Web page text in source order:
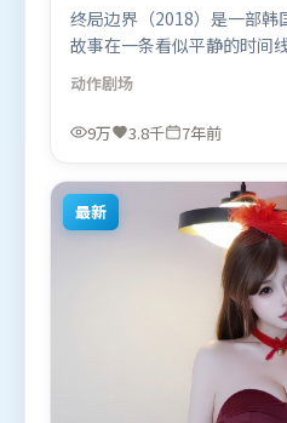
终局边界（2018）是一部韩
故事在一条看似平静的时间
迫直面过去与现在的撕裂。
烈地域气质，增强沉浸感。
伦丝·皮尤、李政宰，古天
喜欢动作题材的观众观看。
动作剧场
9万 3.8千 7年前
最新